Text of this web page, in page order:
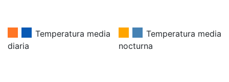
Temperatura media
diaria
Temperatura media
nocturna